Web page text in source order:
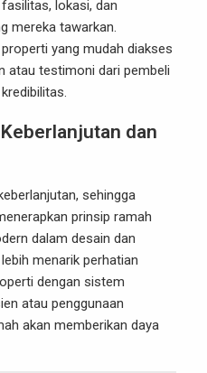
lokasi, dan
mereka tawarkan.
yang mudah diakses
atau testimoni dari pembeli
dan
sehingga
prinsip ramah
dalam desain dan
menarik perhatian
dengan sistem
atau penggunaan
akan memberikan daya